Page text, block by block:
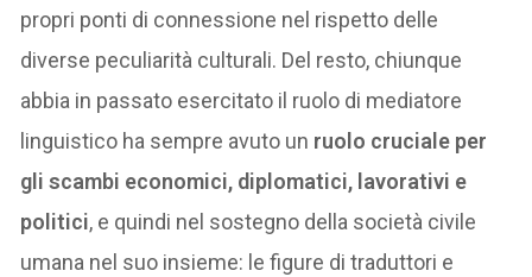
propri ponti di connessione nel rispetto delle
diverse peculiarità culturali. Del resto, chiunque
abbia in passato esercitato il ruolo di mediatore
linguistico ha sempre avuto un ruolo cruciale per
gli scambi economici, diplomatici, lavorativi e
politici, e quindi nel sostegno della società civile
umana nel suo insieme: le figure di traduttori e